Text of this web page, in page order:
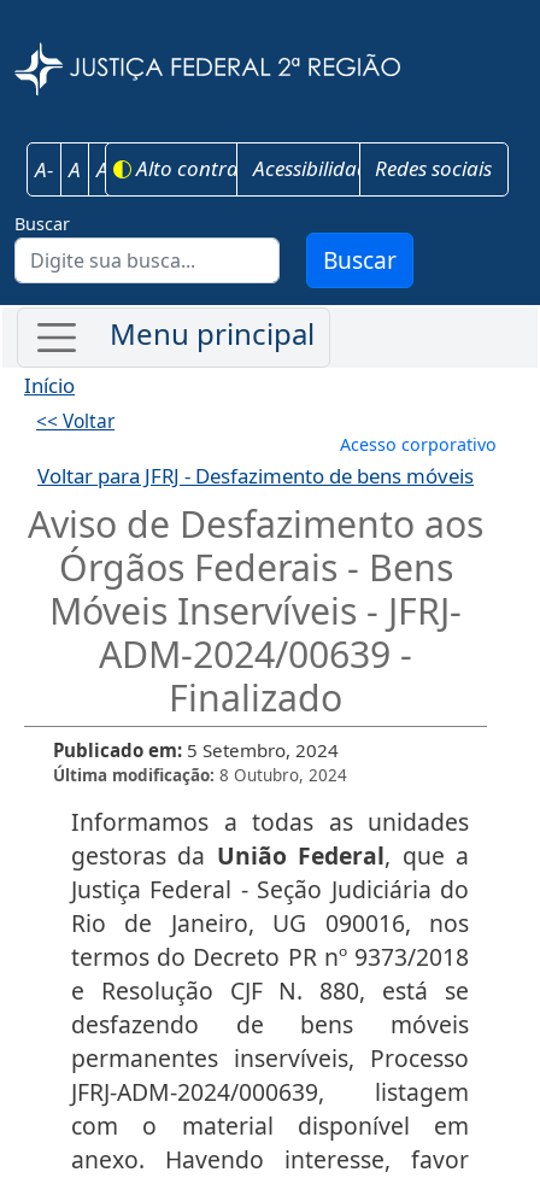
A- A A+ Alto contrasteAcessibilidadeRedes sociais
Buscar
Buscar
Início
<< Voltar
Menu de
Acesso corporativo
Voltar para JFRJ - Desfazimento de bens móveis
Aviso de Desfazimento aos
Órgãos Federais - Bens
Móveis Inservíveis - JFRJ-
ADM-2024/00639 -
Finalizado
Publicado em 5 Setembro, 2024
Última modificação 8 Outubro, 2024
Informamos a todas as unidades
gestoras da União Federal, que a
Justiça Federal - Seção Judiciária do
Rio de Janeiro, UG 090016, nos
termos do Decreto PR nº 9373/2018
e Resolução CJF N. 880, está se
desfazendo de bens móveis
permanentes inservíveis, Processo
JFRJ-ADM-2024/000639, listagem
com o material disponível em
anexo. Havendo interesse, favor